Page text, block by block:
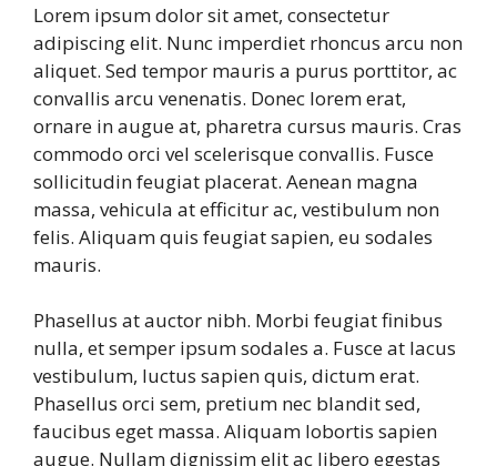
Lorem ipsum dolor sit amet, consectetur
adipiscing elit. Nunc imperdiet rhoncus arcu non
aliquet. Sed tempor mauris a purus porttitor, ac
convallis arcu venenatis. Donec lorem erat,
ornare in augue at, pharetra cursus mauris. Cras
commodo orci vel scelerisque convallis. Fusce
sollicitudin feugiat placerat. Aenean magna
massa, vehicula at efficitur ac, vestibulum non
felis. Aliquam quis feugiat sapien, eu sodales
mauris.
Phasellus at auctor nibh. Morbi feugiat finibus
nulla, et semper ipsum sodales a. Fusce at lacus
vestibulum, luctus sapien quis, dictum erat.
Phasellus orci sem, pretium nec blandit sed,
faucibus eget massa. Aliquam lobortis sapien
augue. Nullam dignissim elit ac libero egestas